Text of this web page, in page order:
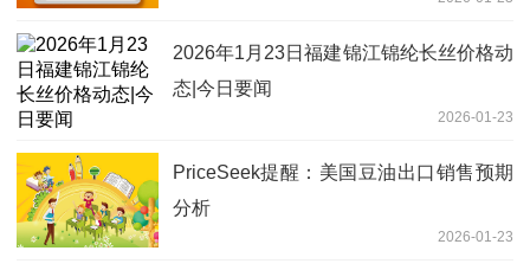
2026年1月23日福建锦江锦纶长丝价格动
态|今日要闻
2026-01-23
PriceSeek提醒：美国豆油出口销售预期
分析
2026-01-23